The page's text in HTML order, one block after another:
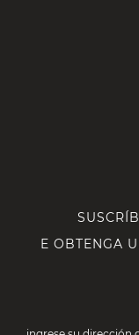
E OBTENGA